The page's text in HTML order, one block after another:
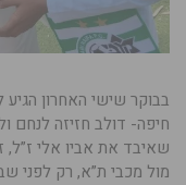
בבוקר שישי האחרון
חיפה- דולב חזיזה
שאיבד את אביו אלי
מול מכבי ת”א, רק לפני